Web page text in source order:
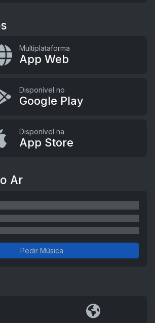
Multiplataforma
App Web
Disponível no
Google Play
Disponível na
App Store
Ar
Pedir Música